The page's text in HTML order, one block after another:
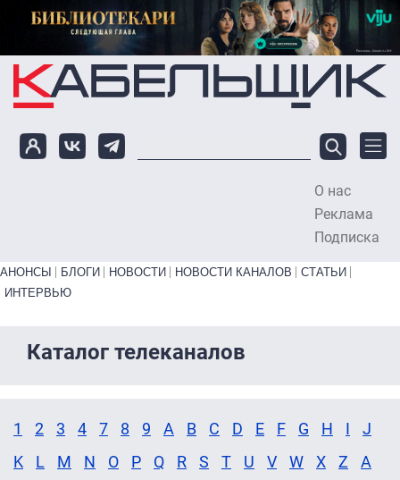
Перейти к основному содержанию
О нас
Реклама
Подписка
Primary links bottom
АНОНСЫ БЛОГИ НОВОСТИ НОВОСТИ КАНАЛОВ
СТАТЬИ
ИНТЕРВЬЮ
Каталог телеканалов
1 2 3 4 7 8 9 A B C D E F G H I
J
K
L M N O P Q R S T U V W X Z
А